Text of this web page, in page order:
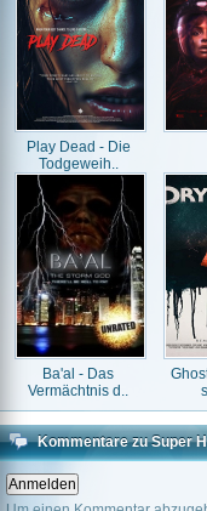
Play Dead - Die
Todgeweih..
Ba'al - Das
Vermächtnis d..
Kommentare zu Super